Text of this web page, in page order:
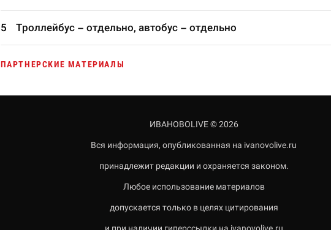
Троллейбус – отдельно, автобус – отдельно
ПАРТНЕРСКИЕ МАТЕРИАЛЫ
ИВАНОВОLIVE © 2026
Вся информация, опубликованная на ivanovolive.ru
принадлежит редакции и охраняется законом.
Любое использование материалов
допускается только в целях цитирования